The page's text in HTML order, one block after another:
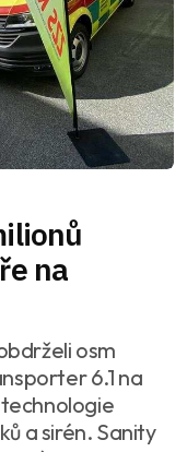
na
osm
6.1 na
a sirén. Sanity